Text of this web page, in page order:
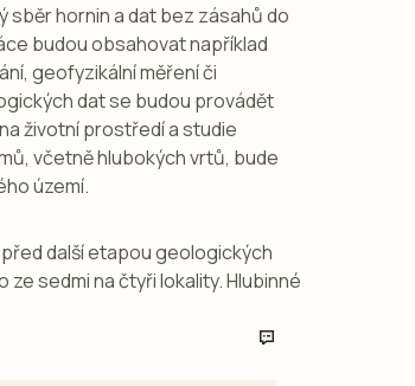
hornin a dat bez zásahů do
budou obsahovat například
geofyzikální měření či
dat se budou provádět
životní prostředí a studie
včetně hlubokých vrtů, bude
území.
další etapou geologických
sedmi na čtyři lokality. Hlubinné